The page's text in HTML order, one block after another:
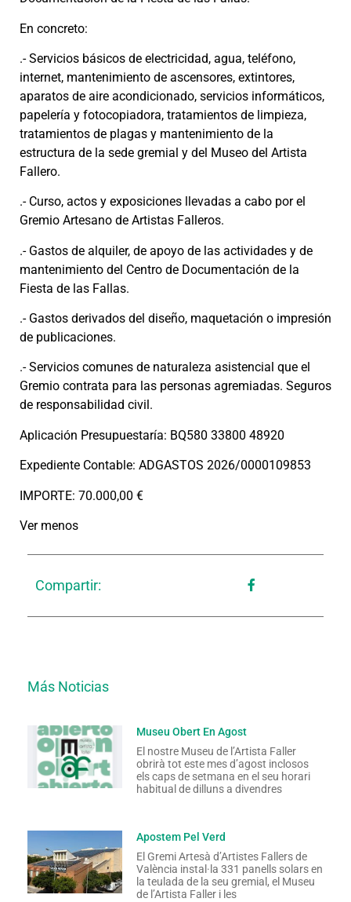
En concreto:
.- Servicios básicos de electricidad, agua, teléfono,
internet, mantenimiento de ascensores, extintores,
aparatos de aire acondicionado, servicios informáticos,
papelería y fotocopiadora, tratamientos de limpieza,
tratamientos de plagas y mantenimiento de la
estructura de la sede gremial y del Museo del Artista
Fallero.
.- Curso, actos y exposiciones llevadas a cabo por el
Gremio Artesano de Artistas Falleros.
.- Gastos de alquiler, de apoyo de las actividades y de
mantenimiento del Centro de Documentación de la
Fiesta de las Fallas.
.- Gastos derivados del diseño, maquetación o impresión
de publicaciones.
.- Servicios comunes de naturaleza asistencial que el
Gremio contrata para las personas agremiadas. Seguros
de responsabilidad civil.
Aplicación Presupuestaría: BQ580 33800 48920
Expediente Contable: ADGASTOS 2026/0000109853
IMPORTE: 70.000,00 €
Ver menos
Compartir:
Más Noticias
Museu Obert En Agost
El nostre Museu de l’Artista Faller
obrirà tot este mes d’agost inclosos
els caps de setmana en el seu horari
habitual de dilluns a divendres
Apostem Pel Verd
El Gremi Artesà d’Artistes Fallers de
València instal·la 331 panells solars en
la teulada de la seu gremial, el Museu
de l’Artista Faller i les